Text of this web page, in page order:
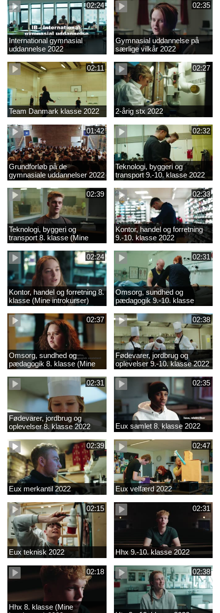
02:24
International gymnasial
uddannelse 2022
02:35
Gymnasial uddannelse på
særlige vilkår 2022
02:11
Team Danmark klasse 2022
02:27
2-årig stx 2022
01:42
Grundforløb på de
gymnasiale uddannelser 2022
02:32
Teknologi, byggeri og
transport 9.-10. klasse 2022
02:39
Teknologi, byggeri og
transport 8. klasse (Mine
introkurser) 2022
02:33
Kontor, handel og forretning
9.-10. klasse 2022
02:24
Kontor, handel og forretning 8.
klasse (Mine introkurser)
2022
02:31
Omsorg, sundhed og
pædagogik 9.-10. klasse
2022
02:37
Omsorg, sundhed og
pædagogik 8. klasse (Mine
introkurser) 2022
02:38
Fødevarer, jordbrug og
oplevelser 9.-10. klasse 2022
02:31
Fødevarer, jordbrug og
oplevelser 8. klasse 2022
02:35
Eux samlet 8. klasse 2022
02:39
Eux merkantil 2022
02:47
Eux velfærd 2022
02:15
Eux teknisk 2022
02:31
Hhx 9.-10. klasse 2022
02:18
Hhx 8. klasse (Mine
02:38